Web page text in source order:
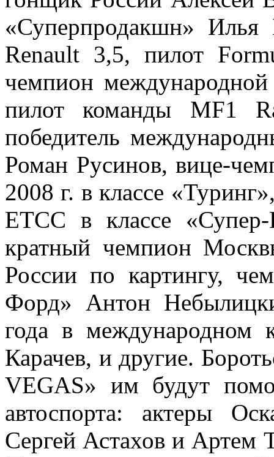
«Суперпродакшн»
Renault 3,5, пилот
чемпион
пилот команды MF1
победитель
Роман Русинов, вице-
2008 г. в классе
ETCC в классе
кратный чемпион
России по картингу,
Форд» Антон
года в международном
Карачев, и другие.
VEGAS» им будут
автоспорта: актеры
Сергей Астахов и Артем